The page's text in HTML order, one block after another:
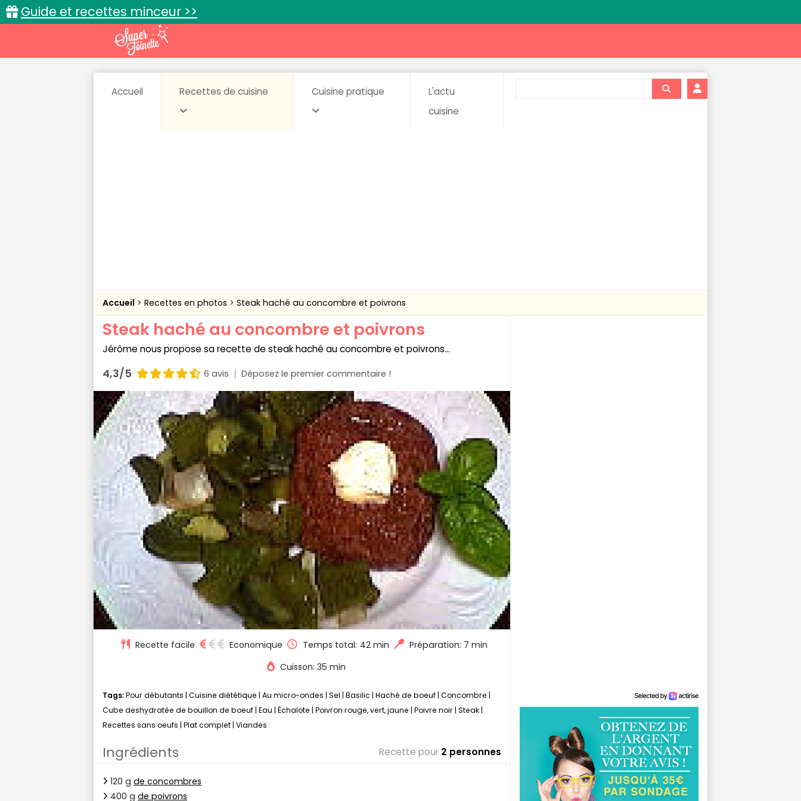
Guide et recettes minceur >>
Accueil Recettes de cuisine Cuisine pratique
L'actu
cuisine
Accueil Recettes en photos Steak haché au concombre et poivrons
Steak haché au concombre et poivrons
Jérôme nous propose sa recette de steak haché au concombre et poivrons...
4,3/5 6 avis Déposez le premier commentaire !
Recette facile Economique Temps total: 42 min
Préparation: 7 min
Cuisson: 35 min
Tags:Pour débutants | Cuisine diététique | Au micro-ondes | Sel | Basilic | Haché de boeuf | Concombre |
Cube deshydratée de bouillon de boeuf | Eau | Échalote | Poivron rouge, vert, jaune | Poivre noir | Steak |
Recettes sans oeufs | Plat complet | Viandes
Ingrédients Recette pour 2 personnes
120 g de concombres
400 g de poivrons